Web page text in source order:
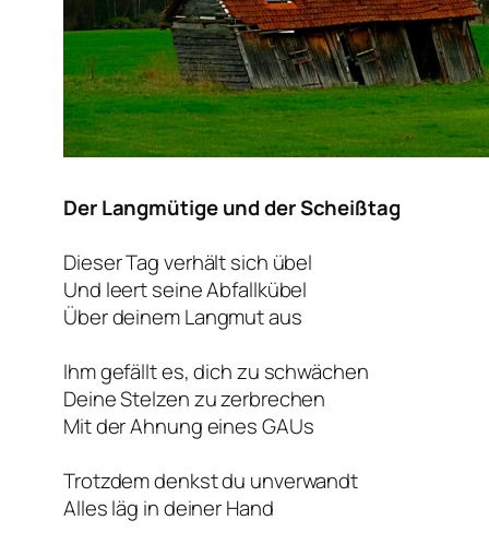
Der Langmütige und der Scheißtag
Dieser Tag verhält sich übel
Und leert seine Abfallkübel
Über deinem Langmut aus
Ihm gefällt es, dich zu schwächen
Deine Stelzen zu zerbrechen
Mit der Ahnung eines GAUs
Trotzdem denkst du unverwandt
Alles läg in deiner Hand